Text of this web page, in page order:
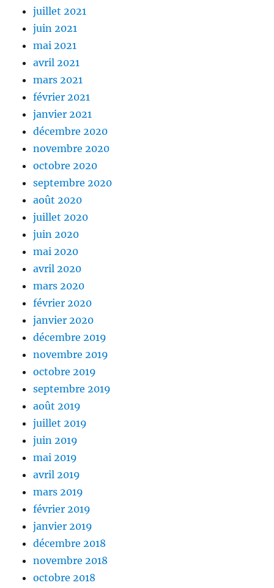
juillet 2021
juin 2021
mai 2021
avril 2021
mars 2021
février 2021
janvier 2021
décembre 2020
novembre 2020
octobre 2020
septembre 2020
août 2020
juillet 2020
juin 2020
mai 2020
avril 2020
mars 2020
février 2020
janvier 2020
décembre 2019
novembre 2019
octobre 2019
septembre 2019
août 2019
juillet 2019
juin 2019
mai 2019
avril 2019
mars 2019
février 2019
janvier 2019
décembre 2018
novembre 2018
octobre 2018